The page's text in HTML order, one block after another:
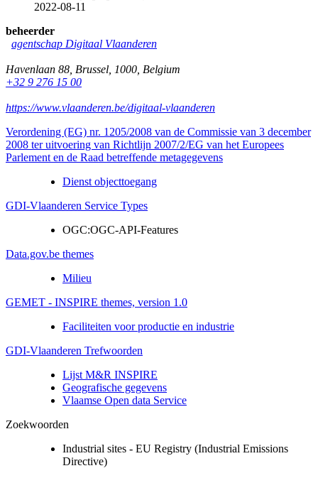
2022-08-11
beheerder
agentschap Digitaal Vlaanderen
Havenlaan 88 Brussel 1000 Belgium
+32 9 276 15 00
https://www.vlaanderen.be/digitaal-vlaanderen
Verordening (EG) nr. 1205/2008 van de Commissie van 3 december
2008 ter uitvoering van Richtlijn 2007/2/EG van het Europees
Parlement en de Raad betreffende metagegevens
Dienst objecttoegang
GDI-Vlaanderen Service Types
OGC:OGC-API-Features
Data.gov.be themes
Milieu
GEMET - INSPIRE themes, version 1.0
Faciliteiten voor productie en industrie
GDI-Vlaanderen Trefwoorden
Lijst M&R INSPIRE
Geografische gegevens
Vlaamse Open data Service
Zoekwoorden
Industrial sites - EU Registry (Industrial Emissions
Directive)